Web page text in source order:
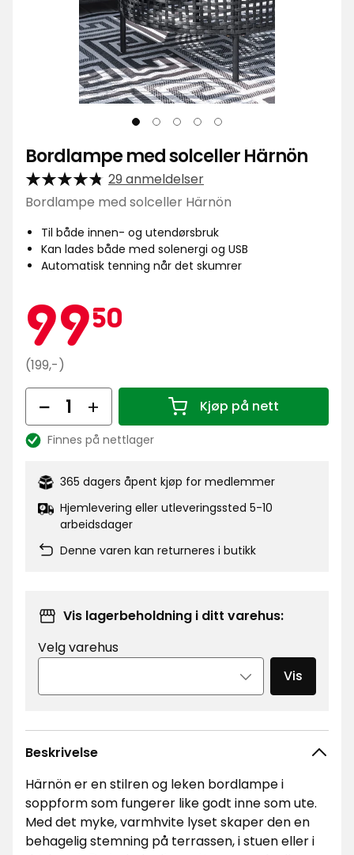
Bordlampe med solceller Härnön
29 anmeldelser
Bordlampe med solceller Härnön
Til både innen- og utendørsbruk
Kan lades både med solenergi og USB
Automatisk tenning når det skumrer
9950
kr
Opprinnelig
pris
199
kr
(199,-)
Antall Kjøp på nett
Antall 1
Lagerbalanse:
Finnes på nettlager
365 dagers åpent kjøp for medlemmer
Hjemlevering eller utleveringssted 5-10
arbeidsdager
Denne varen kan returneres i butikk
Vis lagerbeholdning i ditt varehus:
Velg varehus
Vis
Beskrivelse
Härnön er en stilren og leken bordlampe i
soppform som fungerer like godt inne som ute.
Med det myke, varmhvite lyset skaper den en
behagelig stemning på terrassen, i stuen eller i